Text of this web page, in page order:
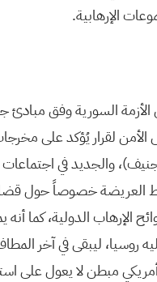
الإرهابية.
لقرار يُؤكد على
والجديد في
العريضة خصوصاً حول
الدولية، كما أنه
روسيا، ليبقى في آخر
مبطن لا يعول على